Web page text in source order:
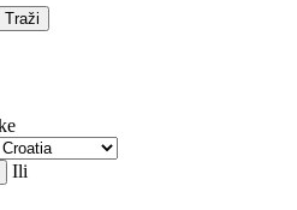
Traži
Ili